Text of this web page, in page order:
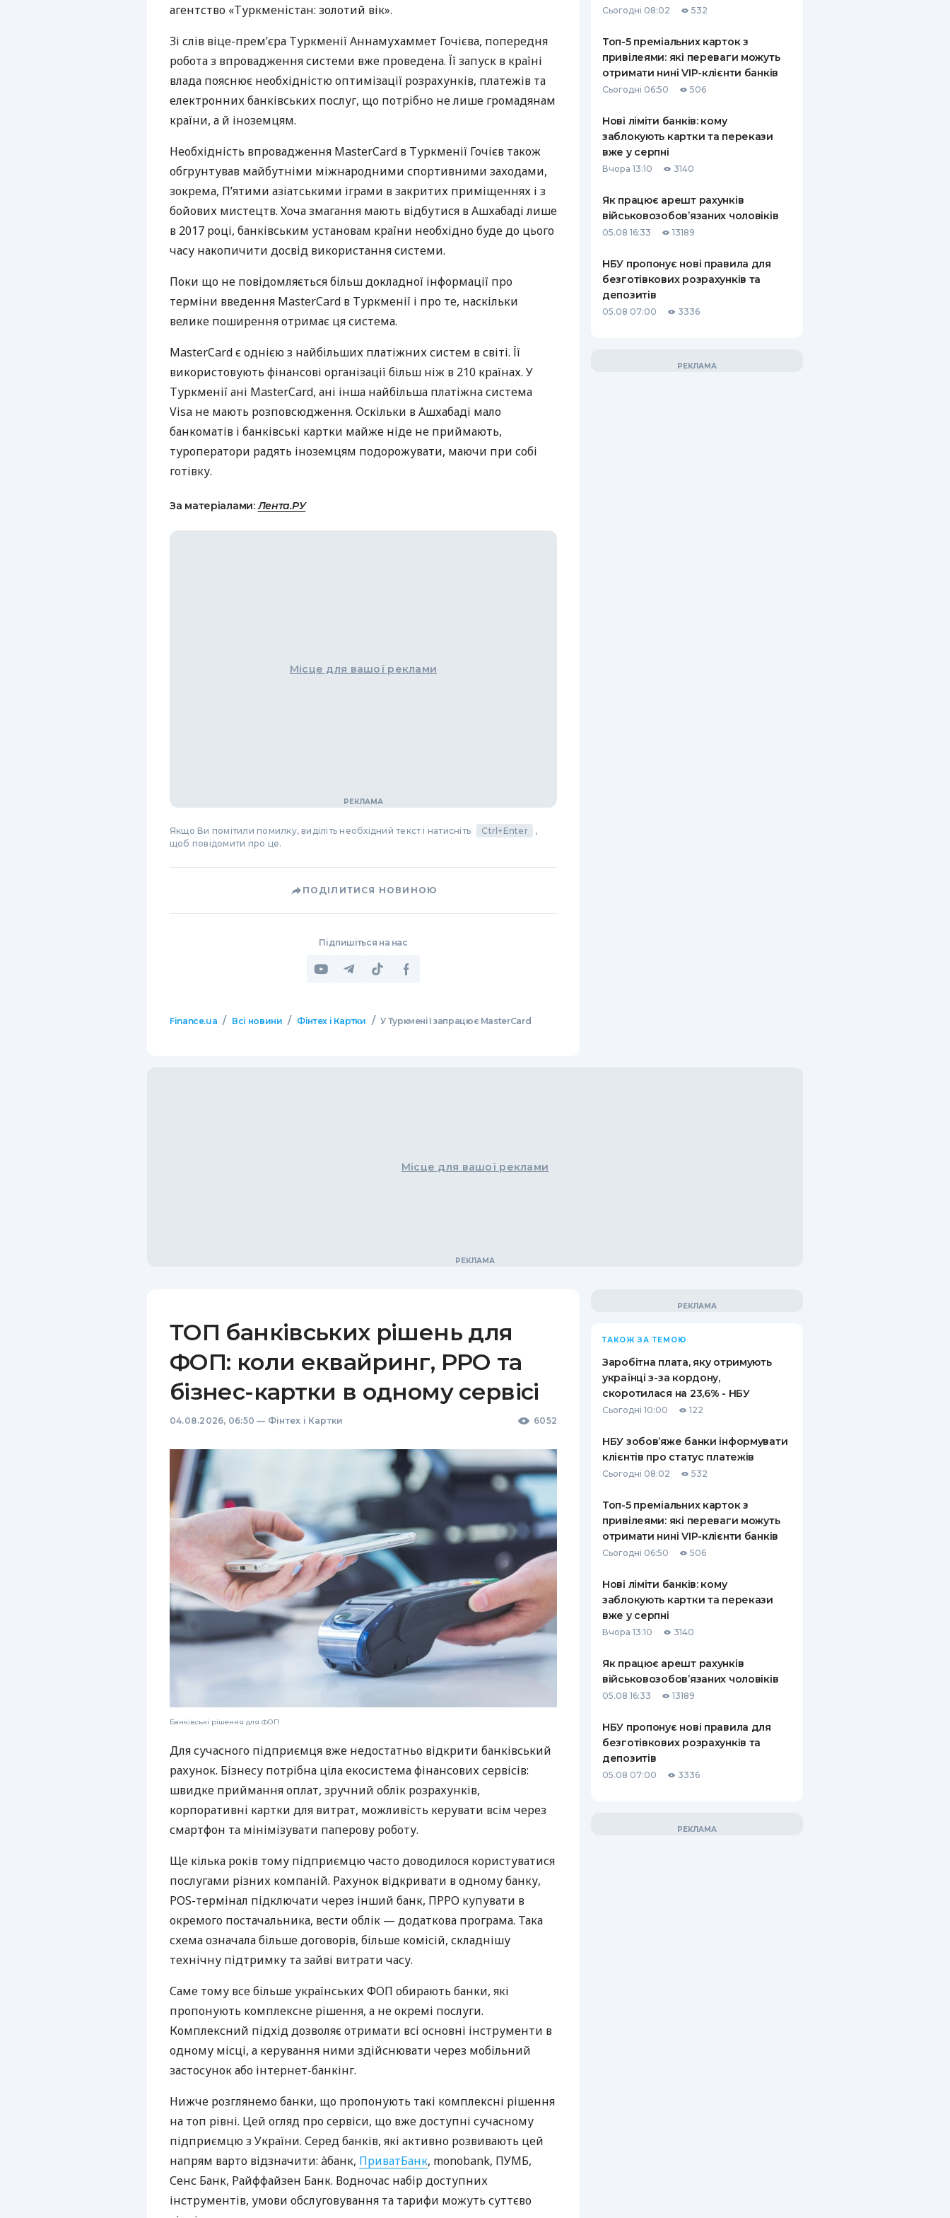
ЩОМІСЯЧНИЙ ОГЛЯД
КЕШБЕКУ
ПУТІВНИКИ ПО
ВСІ СТРАХОВІ ПОЛІСИ
СТРАХОВІ КОМПАНІЇ
ВІДГУКИ ПРО СТРАХОВІ
КОМПАНІЇ
агентство «Туркменістан: золотий вік».
Зі слів віце-прем’єра Туркменії Аннамухаммет Гочієва, попередня
робота з впровадження системи вже проведена. Її запуск в країні
влада пояснює необхідністю оптимізації розрахунків, платежів та
електронних банківських послуг, що потрібно не лише громадянам
країни, а й іноземцям.
Необхідність впровадження MasterCard в Туркменії Гочієв також
обгрунтував майбутніми міжнародними спортивними заходами,
зокрема, П’ятими азіатськими іграми в закритих приміщеннях і з
бойових мистецтв. Хоча змагання мають відбутися в Ашхабаді лише
в 2017 році, банківським установам країни необхідно буде до цього
часу накопичити досвід використання системи.
Поки що не повідомляється більш докладної інформації про
терміни введення MasterCard в Туркменії і про те, наскільки
велике поширення отримає ця система.
MasterCard є однією з найбільших платіжних систем в світі. Її
використовують фінансові організації більш ніж в 210 країнах. У
Туркменії ані MasterCard, ані інша найбільша платіжна система
Visa не мають розповсюдження. Оскільки в Ашхабаді мало
банкоматів і банківські картки майже ніде не приймають,
туроператори радять іноземцям подорожувати, маючи при собі
готівку.
За матеріалами:Лента.РУ
Місце для вашої реклами
Якщо Ви помітили помилку, виділіть необхідний текст і натисніть Ctrl+Enter
,
щоб повідомити про це.
ПОДІЛИТИСЯ НОВИНОЮ
Підпишіться на нас
Finance.ua / Всі новини / Фінтех і Картки / У Туркменії запрацює MasterСard
Сьогодні 08:02 532
Топ-5 преміальних карток з
привілеями: які переваги можуть
отримати нині VIP-клієнти банків
Сьогодні 06:50 506
Нові ліміти банків: кому
заблокують картки та перекази
вже у серпні
Вчора 13:10 3140
Як працює арешт рахунків
військовозобов’язаних чоловіків
05.08 16:33 13189
НБУ пропонує нові правила для
безготівкових розрахунків та
депозитів
05.08 07:00 3336
Місце для вашої реклами
ТОП банківських рішень для
ФОП: коли еквайринг, РРО та
бізнес-картки в одному сервісі
04.08.2026, 06:50 — Фінтех і Картки 6052
Банківські рішення для ФОП
Для сучасного підприємця вже недостатньо відкрити банківський
рахунок. Бізнесу потрібна ціла екосистема фінансових сервісів:
швидке приймання оплат, зручний облік розрахунків,
корпоративні картки для витрат, можливість керувати всім через
смартфон та мінімізувати паперову роботу.
Ще кілька років тому підприємцю часто доводилося користуватися
послугами різних компаній. Рахунок відкривати в одному банку,
POS-термінал підключати через інший банк, ПРРО купувати в
окремого постачальника, вести облік — додаткова програма. Така
схема означала більше договорів, більше комісій, складнішу
технічну підтримку та зайві витрати часу.
Саме тому все більше українських ФОП обирають банки, які
пропонують комплексне рішення, а не окремі послуги.
Комплексний підхід дозволяє отримати всі основні інструменти в
одному місці, а керування ними здійснювати через мобільний
застосунок або інтернет-банкінг.
Нижче розглянемо банки, що пропонують такі комплексні рішення
на топ рівні. Цей огляд про сервіси, що вже доступні сучасному
підприємцю з України. Серед банків, які активно розвивають цей
напрям варто відзначити: àбанк, ПриватБанк, monobank, ПУМБ,
Сенс Банк, Райффайзен Банк. Водночас набір доступних
інструментів, умови обслуговування та тарифи можуть суттєво
ТАКОЖ ЗА ТЕМОЮ
Заробітна плата, яку отримують
українці з-за кордону,
скоротилася на 23,6% - НБУ
Сьогодні 10:00 122
НБУ зобов’яже банки інформувати
клієнтів про статус платежів
Сьогодні 08:02 532
Топ-5 преміальних карток з
привілеями: які переваги можуть
отримати нині VIP-клієнти банків
Сьогодні 06:50 506
Нові ліміти банків: кому
заблокують картки та перекази
вже у серпні
Вчора 13:10 3140
Як працює арешт рахунків
військовозобов’язаних чоловіків
05.08 16:33 13189
НБУ пропонує нові правила для
безготівкових розрахунків та
депозитів
05.08 07:00 3336